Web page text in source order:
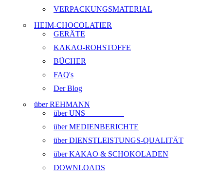
VERPACKUNGSMATERIAL
HEIM-CHOCOLATIER
GERÄTE
KAKAO-ROHSTOFFE
BÜCHER
FAQ's
Der Blog
über REHMANN
über UNS
über MEDIENBERICHTE
über DIENSTLEISTUNGS-QUALITÄT
über KAKAO & SCHOKOLADEN
DOWNLOADS